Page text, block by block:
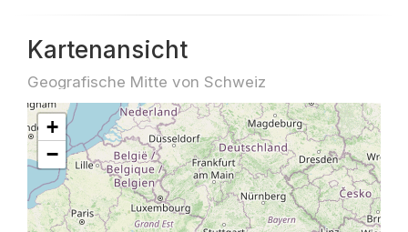
Kartenansicht
Geografische Mitte von Schweiz
+
−